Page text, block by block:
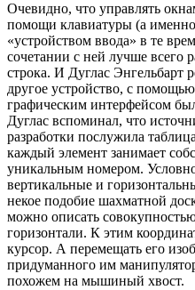
Очевидно, что управлять
помощи клавиатуры (а
«устройством ввода» в те
сочетании с ней лучше всего
строка. И Дуглас Энгельбарт
другое устройство, с
графическим интерфейсом
Дуглас вспоминал, что
разработки послужила
каждый элемент занимает
уникальным номером.
вертикальные и
некое подобие шахматной
можно описать
горизонтали. К этим
курсор. А перемещать его
придуманного им
похожем на мышиный хвост.